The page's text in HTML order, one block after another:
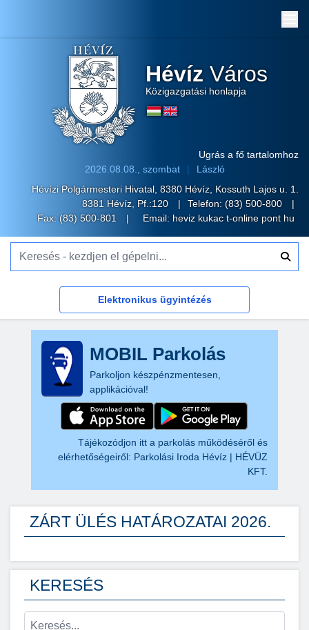
Hévíz Város
Közigazgatási honlapja
Ugrás a fő tartalomhoz
2026.08.08., szombat
László
Hévízi Polgármesteri Hivatal, 8380 Hévíz, Kossuth Lajos u. 1.
8381 Hévíz, Pf.:120
Telefon: (83) 500-800
Fax: (83) 500-801
Email: heviz kukac t-online pont hu
Elektronikus ügyintézés
MOBIL Parkolás
Parkoljon készpénzmentesen,
applikációval!
Tájékozódjon itt a parkolás működéséről és
elérhetőségeiről: Parkolási Iroda Hévíz | HÉVÜZ
KFT.
ZÁRT ÜLÉS HATÁROZATAI 2026.
KERESÉS